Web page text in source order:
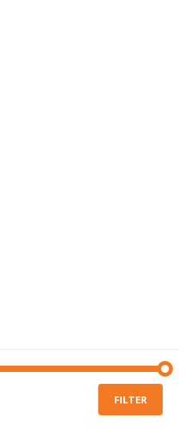
FILTER